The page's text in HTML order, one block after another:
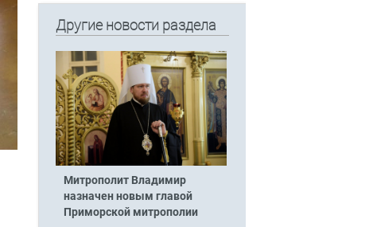
Другие новости раздела
Митрополит Владимир
назначен новым главой
Приморской митрополии